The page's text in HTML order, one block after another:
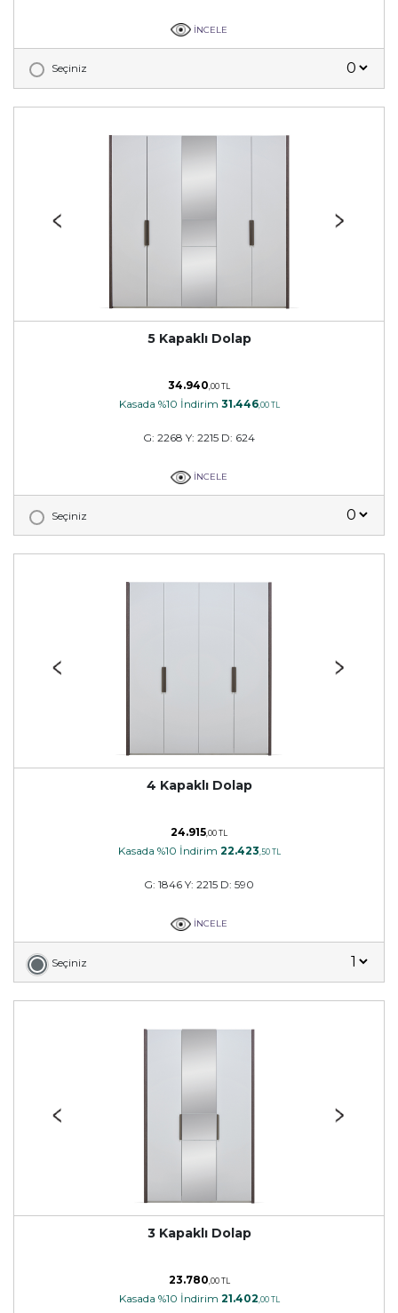
İNCELE
Seçiniz
5 Kapaklı Dolap
34.940 ,00 TL
Kasada %10 İndirim 31.446,00 TL
G: 2268 Y: 2215 D: 624
İNCELE
Seçiniz
4 Kapaklı Dolap
24.915,00 TL
Kasada %10 İndirim 22.423,50 TL
G: 1846 Y: 2215 D: 590
İNCELE
Seçiniz
3 Kapaklı Dolap
23.780 ,00 TL
Kasada %10 İndirim 21.402 ,00 TL